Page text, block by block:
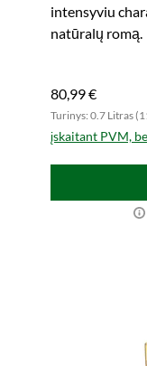
intensyviu
natūralų romą.
80,99 €
Turinys: 0.7 Litras
įskaitant PVM,